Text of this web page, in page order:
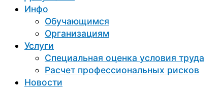
Инфо
Обучающимся
Организациям
Услуги
Специальная оценка условия труда
Расчет профессиональных рисков
Новости